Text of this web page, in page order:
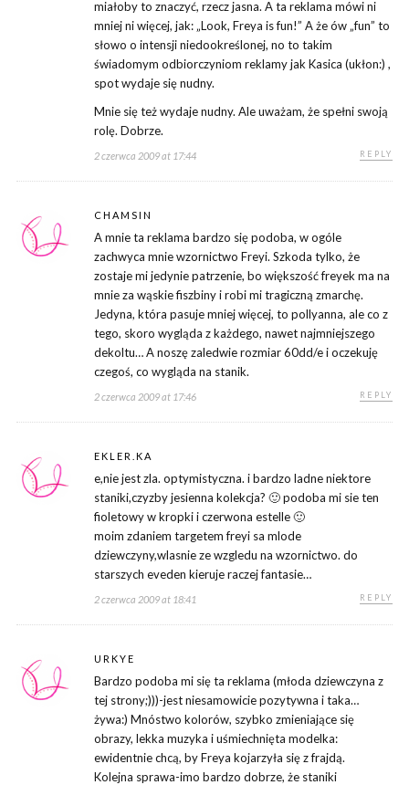
miałoby to znaczyć, rzecz jasna. A ta reklama mówi ni
mniej ni więcej, jak: „Look, Freya is fun!” A że ów „fun” to
słowo o intensji niedookreślonej, no to takim
świadomym odbiorczyniom reklamy jak Kasica (ukłon:) ,
spot wydaje się nudny.
Mnie się też wydaje nudny. Ale uważam, że spełni swoją
rolę. Dobrze.
2 czerwca 2009 at 17:44 REPLY
CHAMSIN
A mnie ta reklama bardzo się podoba, w ogóle
zachwyca mnie wzornictwo Freyi. Szkoda tylko, że
zostaje mi jedynie patrzenie, bo większość freyek ma na
mnie za wąskie fiszbiny i robi mi tragiczną zmarchę.
Jedyna, która pasuje mniej więcej, to pollyanna, ale co z
tego, skoro wygląda z każdego, nawet najmniejszego
dekoltu… A noszę zaledwie rozmiar 60dd/e i oczekuję
czegoś, co wygląda na stanik.
2 czerwca 2009 at 17:46 REPLY
EKLER.KA
e,nie jest zla. optymistyczna. i bardzo ladne niektore
staniki,czyzby jesienna kolekcja? 🙂 podoba mi sie ten
fioletowy w kropki i czerwona estelle 🙂
moim zdaniem targetem freyi sa mlode
dziewczyny,wlasnie ze wzgledu na wzornictwo. do
starszych eveden kieruje raczej fantasie…
2 czerwca 2009 at 18:41 REPLY
URKYE
Bardzo podoba mi się ta reklama (młoda dziewczyna z
tej strony;)))-jest niesamowicie pozytywna i taka…
żywa:) Mnóstwo kolorów, szybko zmieniające się
obrazy, lekka muzyka i uśmiechnięta modelka:
ewidentnie chcą, by Freya kojarzyła się z frajdą.
Kolejna sprawa-imo bardzo dobrze, że staniki